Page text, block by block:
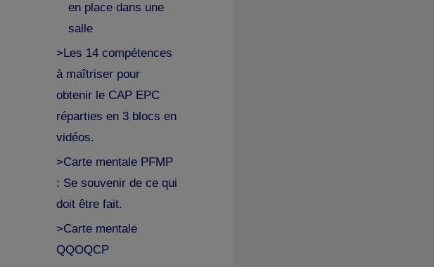
en place dans une
salle
>Les 14 compétences
à maîtriser pour
obtenir le CAP EPC
réparties en 3 blocs en
vidéos.
>Carte mentale PFMP
: Se souvenir de ce qui
doit être fait.
>Carte mentale
QQOQCP